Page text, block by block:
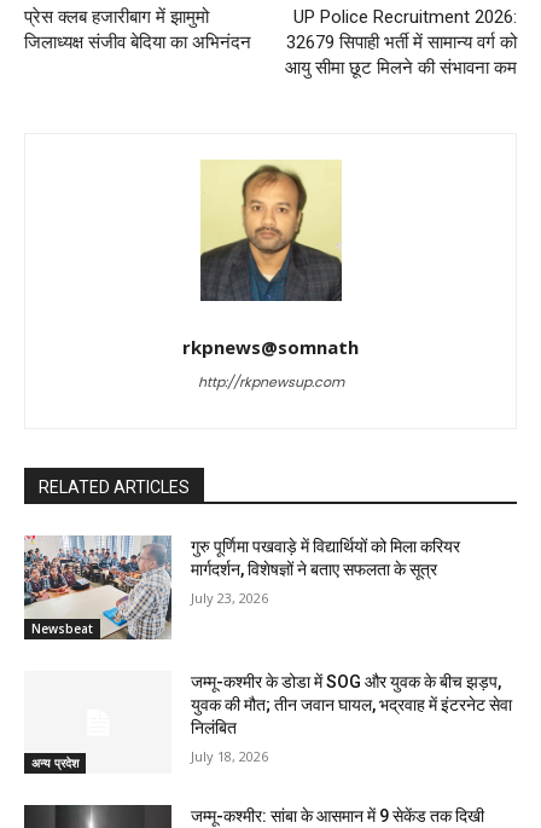
प्रेस क्लब हजारीबाग में झामुमो
जिलाध्यक्ष संजीव बेदिया का अभिनंदन
UP Police Recruitment 2026:
32679 सिपाही भर्ती में सामान्य वर्ग को
आयु सीमा छूट मिलने की संभावना कम
rkpnews@somnath
http://rkpnewsup.com
RELATED ARTICLES
Newsbeat
गुरु पूर्णिमा पखवाड़े में विद्यार्थियों को मिला करियर
मार्गदर्शन, विशेषज्ञों ने बताए सफलता के सूत्र
July 23, 2026
अन्य प्रदेश
जम्मू-कश्मीर के डोडा में SOG और युवक के बीच झड़प,
युवक की मौत; तीन जवान घायल, भद्रवाह में इंटरनेट सेवा
निलंबित
July 18, 2026
जम्मू-कश्मीर: सांबा के आसमान में 9 सेकेंड तक दिखी